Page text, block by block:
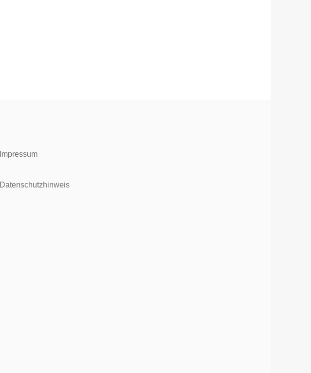
Impressum
Datenschutzhinweis